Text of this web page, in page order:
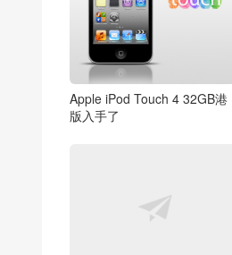
Apple iPod Touch 4 32GB港
版入手了